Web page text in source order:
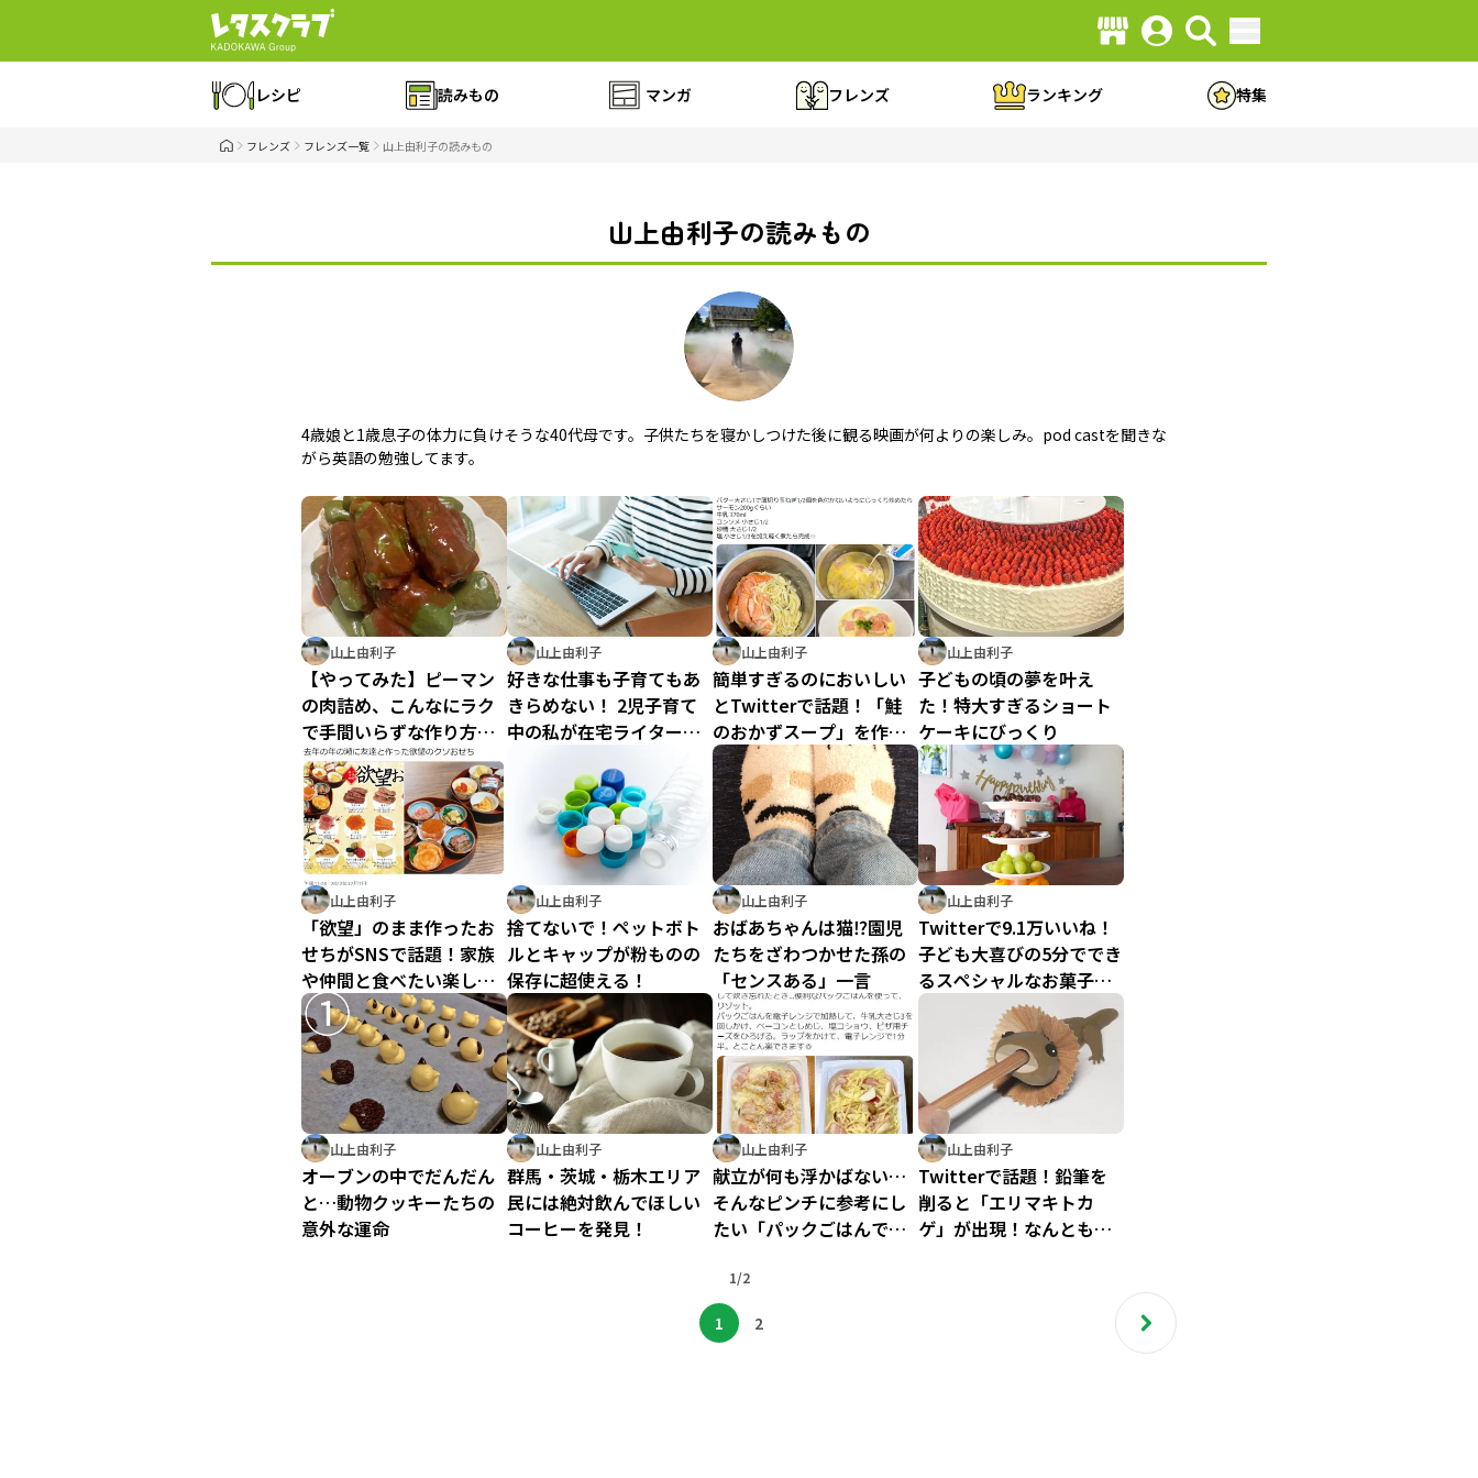
レシピ 読みもの マンガ フレンズ ランキング 特集
フレンズ フレンズ一覧 山上由利子の読みもの
山上由利子の読みもの
4歳娘と1歳息子の体力に負けそうな40代母です。子供たちを寝かしつけた後に観る映画が何よりの楽しみ。pod castを聞きな
がら英語の勉強してます。
山上由利子
【やってみた】ピーマン
の肉詰め、こんなにラク
で手間いらずな作り方が
あったなんて…！肉汁を
閉じ込めてジューシーに
山上由利子
好きな仕事も子育てもあ
きらめない！ 2児子育て
中の私が在宅ライターに
山上由利子
簡単すぎるのにおいしい
とTwitterで話題！「鮭
のおかずスープ」を作っ
てみた
山上由利子
子どもの頃の夢を叶え
た！特大すぎるショート
ケーキにびっくり
山上由利子
「欲望」のまま作ったお
せちがSNSで話題！家族
や仲間と食べたい楽しさ
満載の12品
山上由利子
捨てないで！ペットボト
ルとキャップが粉ものの
保存に超使える！
山上由利子
おばあちゃんは猫⁉園児
たちをざわつかせた孫の
「センスある」一言
山上由利子
Twitterで9.1万いいね！
子ども大喜びの5分ででき
るスペシャルなお菓子の
盛り付け方
山上由利子
オーブンの中でだんだん
と…動物クッキーたちの
意外な運命
山上由利子
群馬・茨城・栃木エリア
民には絶対飲んでほしい
コーヒーを発見！
山上由利子
献立が何も浮かばない…
そんなピンチに参考にし
たい「パックごはんでリ
山上由利子
Twitterで話題！鉛筆を
削ると「エリマキトカ
ゲ」が出現！なんともい
1/2
1 2